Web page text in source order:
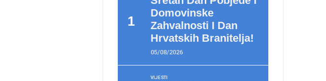
Domovinske
Zahvalnosti I Dan
Hrvatskih Branitelja!
05/08/2026
VIJESTI